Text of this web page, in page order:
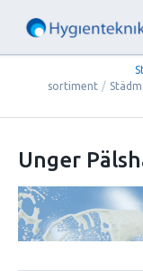
sortiment /
Unger